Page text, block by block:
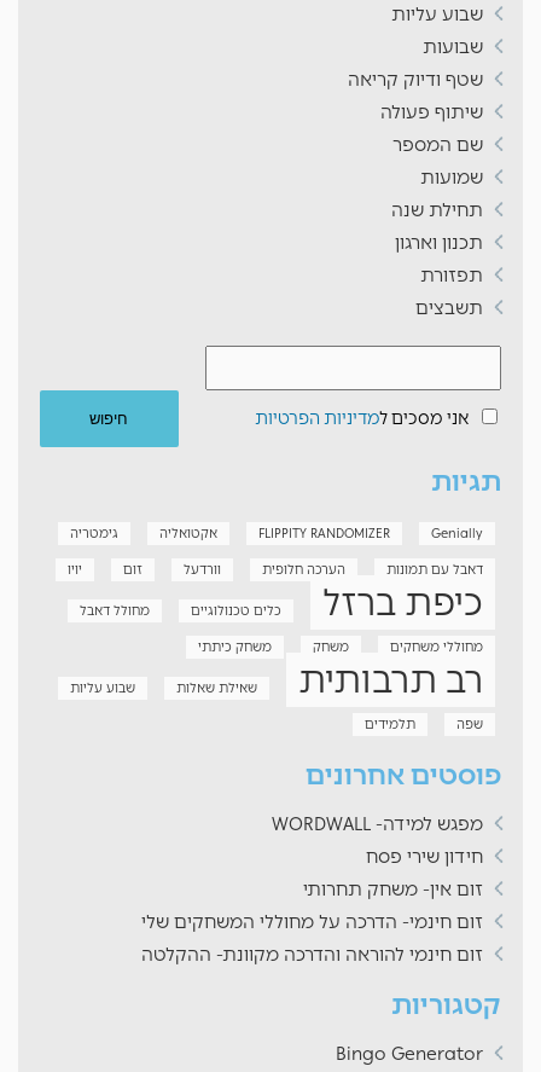
שבוע עליות
שבועות
שטף ודיוק קריאה
שיתוף פעולה
שם המספר
שמועות
תחילת שנה
תכנון וארגון
תפזורת
תשבצים
אני מסכים למדיניות הפרטיות
תגיות
FLIPPITY RANDOMIZER Genially אקטואליה
גימטריה
דאבל עם תמונות
הערכה חלופית וורדעל זום יויו
כיפת ברזל כלים טכנולוגיים
מחולל דאבל
מחוללי משחקים
משחק משחק כיתתי
רב תרבותית שאילת שאלות
שבוע עליות
שפה
תלמידים
פוסטים אחרונים
מפגש למידה- WORDWALL
חידון שירי פסח
זום אין- משחק תחרותי
זום חינמי- הדרכה על מחוללי המשחקים שלי
זום חינמי להוראה והדרכה מקוונת- ההקלטה
קטגוריות
Bingo Generator